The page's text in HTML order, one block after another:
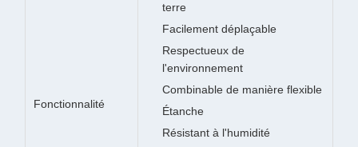
Fonctionnalité
terre
Facilement déplaçable
Respectueux de
l'environnement
Combinable de manière flexible
Étanche
Résistant à l'humidité